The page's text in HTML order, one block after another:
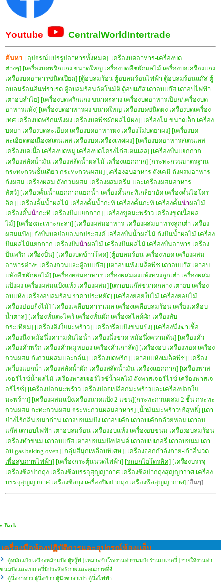
Youtube CentralWorldIntertrade
ค้นหา [อุปกรณ์แปรรูปอาหารทั้งหมด] [เครื่องบดอาหาร-เครื่องบด
ต่างๆ] [เครื่องบดพริกแกง ขนาดใหญ่ เครื่องบดพืชผักผลไม้ เครื่องบดเครื่องแกง
เครื่องบดอาหารชนิดเปียก] [ตู้อบลมร้อน ตู้อบลมร้อนไฟฟ้า ตู้อบลมร้อนแก๊ส ตุู้
อบลมร้อนอินฟราเรด ตู้อบลมร้อนอัตโนมัติ ตู้อบแก๊ส เตาอบแก๊ส เตาอบไฟฟ้า
เตาอบลำไย] [เครื่องบดพริกแกง ขนาดกลาง เครื่องบดอาหารเปียก/เครื่องบด
อาหารแห้ง] [เครื่องบดอาหารผง ขนาดใหญ่ เครื่องบดชนิดผง เครื่องบดเครื่อง
เทศ เครื่องบดพริกแห้งผง เครื่องบดพืชผักผลไม้ผง] [เครื่องโม่ ขนาดเล็ก เครื่อง
บดยา เครื่องบดละเอียด เครื่องบดอาหารผง เครื่องโม่บดยาผง] [เครื่องบด
ละเอียดต่อเนื่องสเตนเลส เครื่องบดเครื่องเทศผง] [เครื่องบดอาหารสเตนเลส
เครื่องบดเนื้อ เครื่องบดหมู เครื่องบดโครงไก่สเตนเลส] [เครื่องปั่นแยกกาก
เครื่องสลัดน้ำมัน เครื่องสลัดน้ำผลไม้ เครื่องแยกกาก] [กระทะกวนมาตรฐาน
กระทะกวนชั้นเดียว กระทะกวนผสม] [เครื่องอบอาหาร ถังเคมี ถังผสมอาหาร
ถังผสม เครื่องผสม ถังกวนผสม เครื่องผสมครีม และเครื่องผสมอาหาร
สัตว์] [เครื่องคั้นน้ำแยกกากแยกน้ำ-เครื่องคั้นกะทิเกลียวอัด เครื่องคั้นไฮโดร
ลิค] [เครื่องคั้นน้ำผลไม้ เครื่องคั้นน้ำกะทิ เครื่องคั้นกะทิ เครื่องคั้นน้ําผลไม้
เครื่องคั้นน้ํากะทิ เครื่องปั่นแยกกาก] [เครื่องขูดมะพร้าว เครื่องขูดเนื้อผล
ไม้] [เครื่องกะเทาะกะลา] [เครื่องผสมอาหาร-เครื่องผสมยาทรงลูกเต๋า เครื่อง
ผสมแป้ง] [ถังปั่นบดย่อยอเนกประสงค์ เครื่องปั่นน้ำผลไม้ ถังปั่นน้ำผลไม้ เครื่อง
ปั่นผลไม้แยกกาก เครื่องปั่นน้ําผลไม้ เครื่องปั่นผลไม้ เครื่องปั่นอาหาร เครื่อง
ปั่นพริก เครื่องปั่น] [เครื่องบดข้าวโพด] [ตู้อบลมร้อน เครื่องทอด เครื่องผสม
อาหารต่างๆ เครื่องกวนและตู้อบแก๊ส] [เตาอบแห้งเมล็ดพืช เตาอบแก๊ส เตาอบ
แห้งพืชผักผลไม้] [เครื่องผสมอาหาร เครื่องผสมผงแห้งทรงลูกเต๋า เครื่องผสม
แป้งผง เครื่องผสมแป้งแห้ง เครื่องผสม] [เตาอบแก๊สขนาดกลาง เตาอบ เครื่อง
อบแห้ง เครื่องอบลมร้อน ราคาประหยัด] [เครื่องย่อยใบไม้ เครื่องย่อยไม้
เครื่องย่อยกิ่งไม้] [เครื่องเคลือบคาราเมล เครื่องเคลือบลมร้อน เครื่องเคลือบ
น้ำตาล] [เครื่องหั่นตะไคร้ เครื่องหั่นผัก เครื่องสไลด์ผัก เครื่องสับ
กระเทียม] [เครื่องดึงใยมะพร้าว] [เครื่องรีดแป้งขนมปัง] [เครื่องนึ่งฆ่าเชื้อ
เครื่องนึ่ง หม้อนึ่งความดันไอน้ํา เครื่องนึ่งขวด หม้อนึ่งความดัน] [เครื่องคั่ว
เครื่องคั่วพริก เครื่องคั่วหมูหยอง เครื่องคั่วเกาลัด] [เครื่องอบ เครื่องทอด เครื่อง
กวนผสม ถังกวนผสมและกลั่น] [เครื่องบดพริก] [เตาอบแห้งเมล็ดพืช] [เครื่อง
เหวี่ยงแยกน้ำ เครื่องสลัดน้ำผัก เครื่องสลัดน้ำมัน เครื่องแยกกาก] [เครื่องพาส
เจอร์ไรซ์น้ำผลไม้ เครื่องพาสเจอร์ไรซ์น้ำผลไม้ ถังพาสเจอร์ไรซ์ เครื่องพาสเจ
อร์ไรซ์] [เครื่องปอกมะพร้าว เครื่องปอกเปลือกมะพร้าวและเครื่องปอกใย
มะพร้าว] [เครื่องผสมแป้งเครื่องนวดแป้ง 2 แขน][กระทะกวนผสม 2 ชั้น กระทะ
กวนผสม กะทะกวนผสม กระทะกวนผสมอาหาร] [น้ำมันมะพร้าวบริสุทธิ์] [เตา
ย่างไร้กลิ่นเขม่าถ่าน เตาอบขนมปัง เตาอบเค้ก เตาอบเค้กกล้วยหอม เตาอบ
แก๊ส เตาอบไฟฟ้า เตาอบลมร้อน เครื่องอบแห้ง เครื่องอบขนม เครื่องอบลมร้อน
เครื่องทำขนม เตาอบแก๊ส เตาอบขนมปังปอนด์ เตาอบเบเกอรี่ เตาอบขนม เตา
อบ gas baking oven] [กลุ่มสีมุกเหลือบพิเศษ] [เครื่องออกกำลังกาย-เก้าอี้นวด
เพื่อสุขภาพไฟฟ้า] [เครื่องกระตุ้นนวดไฟฟ้า] [รถยกไฮโดรลิค] [เครื่องบรรจุ
เครื่องซีลปากถุง เครื่องซีลบรรจุสุญญากาศ เครื่องซีลปากถุงสุญญากาศ เครื่อง
บรรจุสุญญากาศ เครื่องซีลถุง เครื่องปิดปากถุง เครื่องซีลสุญญากาศ] [อื่นๆ]
« Back
เครื่องมือห้องปฏิบัติการและอุปกรณ์ห้องแล็บ
ตู้หมักแป้ง เครื่องหมักแป้ง ตู้พรู๊ฟ | เหมาะกับโรงงานทำขนมปัง ร้านเบเกอรี่ | ช่วยให้งานทำ
ขนมปังและเบเกอรี่มีประสิทธิภาพและคุณภาพที่ดี
ตู้นึ่งอาหาร ตู้นึ่งข้าว ตู้นึ่งซาลาเปา ตู้นึ่งไฟฟ้า